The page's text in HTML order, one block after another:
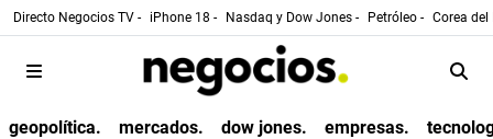
Directo Negocios TV - iPhone 18 - Nasdaq y Dow Jones - Petróleo - Corea
geopolítica. mercados. dow jones. empresas.